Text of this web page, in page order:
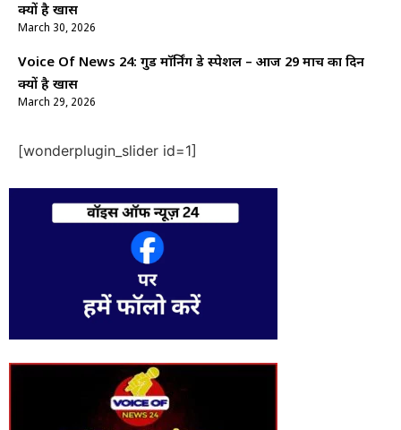
क्यों है खास
March 30, 2026
Voice Of News 24: गुड माॅर्निंग डे स्पेशल – आज 29 मार्च का दिन
क्यों है खास
March 29, 2026
[wonderplugin_slider id=1]